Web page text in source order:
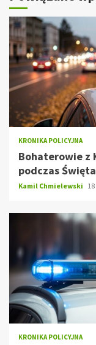
KRONIKA POLICYJNA
Bohaterowie z
podczas
Kamil Chmielewski
KRONIKA POLICYJNA